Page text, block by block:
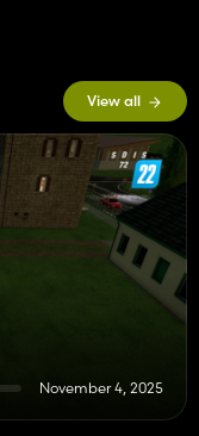
View all
November 4, 2025